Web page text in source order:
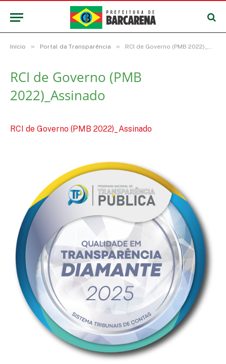
Início » Portal da Transparência » RCI de Governo (PMB 2022)_Assinado
RCI de Governo (PMB
2022)_Assinado
RCI de Governo (PMB 2022)_Assinado